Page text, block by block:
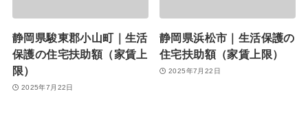
静岡県駿東郡小山町｜生活
保護の住宅扶助額（家賃上
限）
2025年7月22日
静岡県浜松市｜生活保護の
住宅扶助額（家賃上限）
2025年7月22日